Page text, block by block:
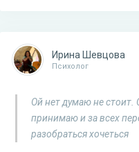
Ирина Шевцова
Психолог
Ой нет думаю не стоит.
принимаю и за всех
разобраться хочеться